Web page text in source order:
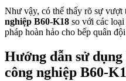
Như vậy, có thể thấy rõ sự vượt
nghiệp B60-K18 so với các
pháp hoàn hảo cho bếp quân
Hướng dẫn sử
công nghiệp B60-